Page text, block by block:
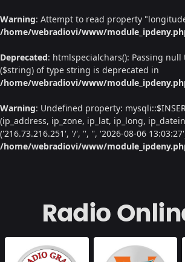
Warning: Attempt to read property
/home/webradiovi/www/
Deprecated: htmlspecialchars(): Passing null
($string) of type string is deprecated in
/home/webradiovi/www/
Warning: Undefined property:
(ip_address, ip_zone, ip_lat, ip_long,
('216.73.216.251', '/', '', '', '2026-08-06
/home/webradiovi/www/
Radio